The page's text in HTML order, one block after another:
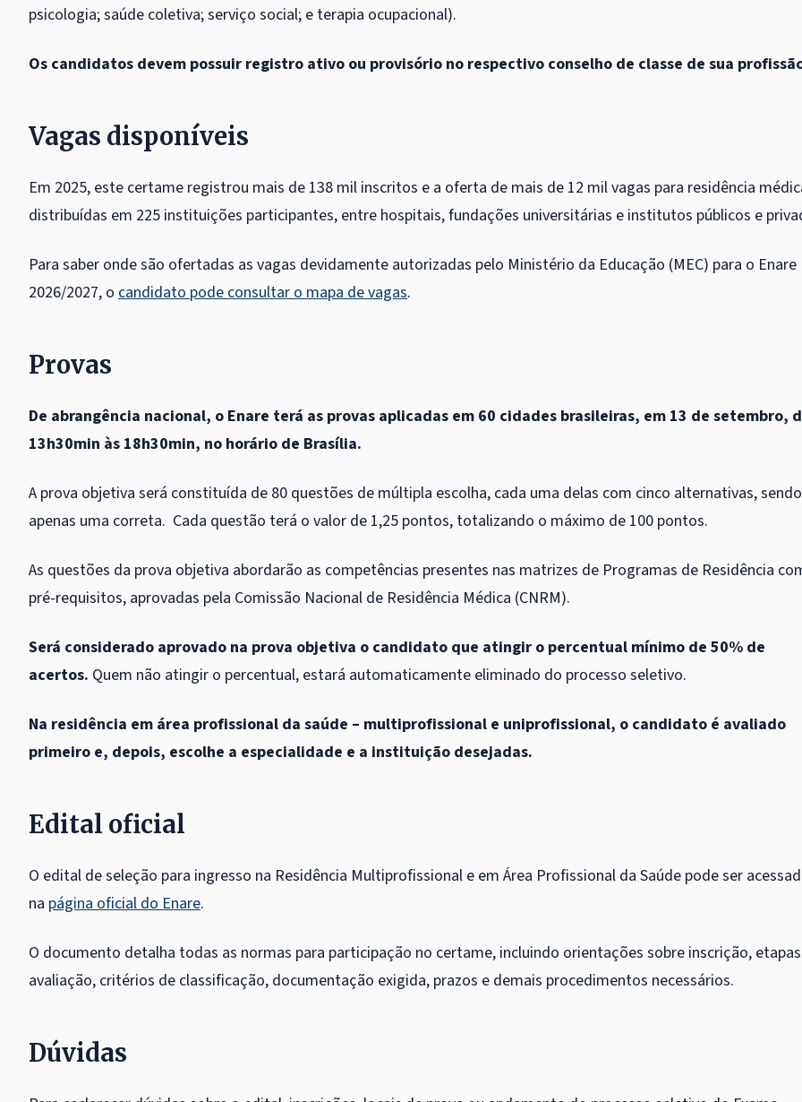
psicologia; saúde coletiva; serviço social; e terapia ocupacional).
Os candidatos devem possuir registro ativo ou provisório no respectivo conselho de classe de sua
Vagas disponíveis
Em 2025, este certame registrou mais de 138 mil inscritos e a oferta de mais de 12 mil vagas para residência
distribuídas em 225 instituições participantes, entre hospitais, fundações universitárias e institutos públicos e
Para saber onde são ofertadas as vagas devidamente autorizadas pelo Ministério da Educação (MEC) para o Enare
2026/2027, o candidato pode consultar o mapa de vagas.
Provas
De abrangência nacional, o Enare terá as provas aplicadas em 60 cidades brasileiras, em 13 de setembro,
13h30min às 18h30min, no horário de Brasília.
A prova objetiva será constituída de 80 questões de múltipla escolha, cada uma delas com cinco alternativas, sendo
apenas uma correta. Cada questão terá o valor de 1,25 pontos, totalizando o máximo de 100 pontos.
As questões da prova objetiva abordarão as competências presentes nas matrizes de Programas de Residência
pré-requisitos, aprovadas pela Comissão Nacional de Residência Médica (CNRM).
Será considerado aprovado na prova objetiva o candidato que atingir o percentual mínimo de 50% de
acertos. Quem não atingir o percentual, estará automaticamente eliminado do processo seletivo.
Na residência em área profissional da saúde – multiprofissional e uniprofissional, o candidato é avaliado
primeiro e, depois, escolhe a especialidade e a instituição desejadas.
Edital oficial
O edital de seleção para ingresso na Residência Multiprofissional e em Área Profissional da Saúde pode ser
na página oficial do Enare.
O documento detalha todas as normas para participação no certame, incluindo orientações sobre inscrição,
avaliação, critérios de classificação, documentação exigida, prazos e demais procedimentos necessários.
Dúvidas